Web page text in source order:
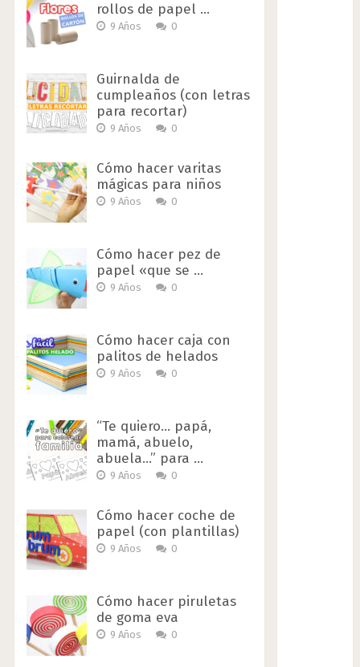
rollos de papel …
9 Años 0
Guirnalda de
cumpleaños (con letras
para recortar)
9 Años 0
Cómo hacer varitas
mágicas para niños
9 Años 0
Cómo hacer pez de
papel «que se …
9 Años 0
Cómo hacer caja con
palitos de helados
9 Años 0
“Te quiero… papá,
mamá, abuelo,
abuela…” para …
9 Años 0
Cómo hacer coche de
papel (con plantillas)
9 Años 0
Cómo hacer piruletas
de goma eva
9 Años 0